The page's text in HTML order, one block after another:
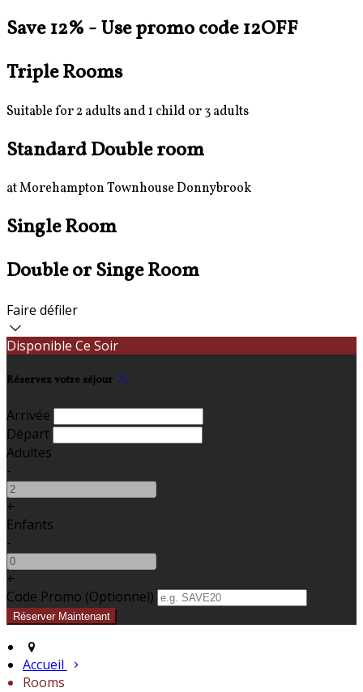
Save 12% - Use promo code 12OFF
Triple Rooms
Suitable for 2 adults and 1 child or 3 adults
Standard Double room
at Morehampton Townhouse Donnybrook
Single Room
Double or Singe Room
Faire défiler
Disponible Ce Soir
Réservez votre séjour
Arrivée
Départ
Adultes
-
+
Enfants
-
+
Code Promo (Optionnel)
Accueil
Rooms